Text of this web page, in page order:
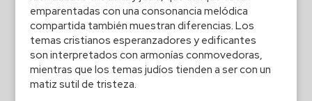
emparentadas con una consonancia melódica
compartida también muestran diferencias. Los
temas cristianos esperanzadores y edificantes
son interpretados con armonías conmovedoras,
mientras que los temas judíos tienden a ser con un
matiz sutil de tristeza.